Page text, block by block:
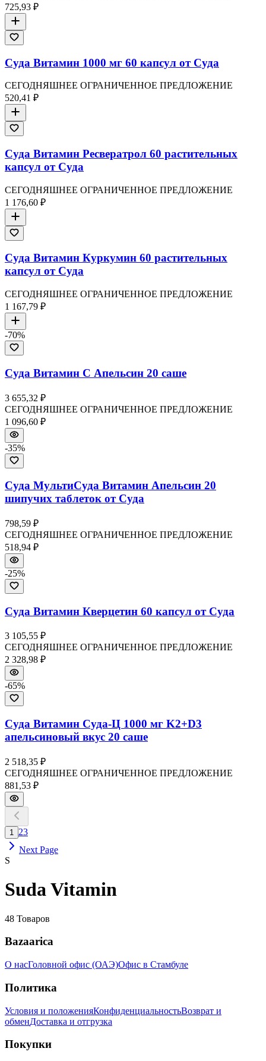
725,93 ₽
Суда Витамин 1000 мг 60 капсул от Суда
СЕГОДНЯШНЕЕ ОГРАНИЧЕННОЕ ПРЕДЛОЖЕНИЕ
520,41 ₽
Суда Витамин Ресвератрол 60 растительных
капсул от Суда
СЕГОДНЯШНЕЕ ОГРАНИЧЕННОЕ ПРЕДЛОЖЕНИЕ
1 176,60 ₽
Суда Витамин Куркумин 60 растительных
капсул от Суда
СЕГОДНЯШНЕЕ ОГРАНИЧЕННОЕ ПРЕДЛОЖЕНИЕ
1 167,79 ₽
-70%
Суда Витамин C Апельсин 20 саше
3 655,32 ₽
СЕГОДНЯШНЕЕ ОГРАНИЧЕННОЕ ПРЕДЛОЖЕНИЕ
1 096,60 ₽
-35%
Суда МультиСуда Витамин Апельсин 20
шипучих таблеток от Суда
798,59 ₽
СЕГОДНЯШНЕЕ ОГРАНИЧЕННОЕ ПРЕДЛОЖЕНИЕ
518,94 ₽
-25%
Суда Витамин Кверцетин 60 капсул от Суда
3 105,55 ₽
СЕГОДНЯШНЕЕ ОГРАНИЧЕННОЕ ПРЕДЛОЖЕНИЕ
2 328,98 ₽
-65%
Суда Витамин Суда-Ц 1000 мг K2+D3
апельсиновый вкус 20 саше
2 518,35 ₽
СЕГОДНЯШНЕЕ ОГРАНИЧЕННОЕ ПРЕДЛОЖЕНИЕ
881,53 ₽
1 23
Next Page
S
Suda Vitamin
48 Товаров
Bazaarica
О насГоловной офис (ОАЭ)Офис в Стамбуле
Политика
Условия и положенияКонфиденциальностьВозврат и
обменДоставка и отгрузка
Покупки